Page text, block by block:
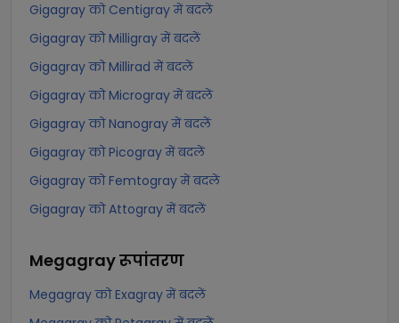
Gigagray को Centigray में बदलें
Gigagray को Milligray में बदलें
Gigagray को Millirad में बदलें
Gigagray को Microgray में बदलें
Gigagray को Nanogray में बदलें
Gigagray को Picogray में बदलें
Gigagray को Femtogray में बदलें
Gigagray को Attogray में बदलें
Megagrayरूपांतरण
Megagray को Exagray में बदलें